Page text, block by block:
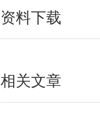
资料下载
相关文章